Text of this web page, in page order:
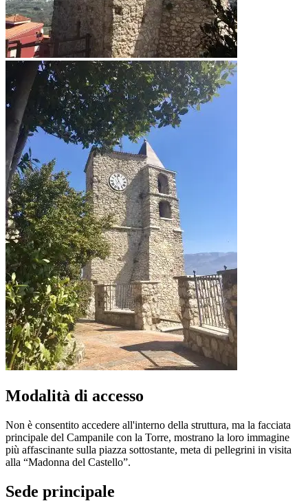
Modalità di accesso
Non è consentito accedere all'interno della struttura, ma la facciata
principale del Campanile con la Torre, mostrano la loro immagine
più affascinante sulla piazza sottostante, meta di pellegrini in visita
alla “Madonna del Castello”.
Sede principale